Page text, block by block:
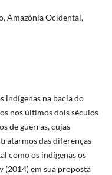
Amazônia Ocidental,
indígenas na bacia do
nos últimos dois séculos
de guerras, cujas
das diferenças
como os indígenas os
(2014) em sua proposta